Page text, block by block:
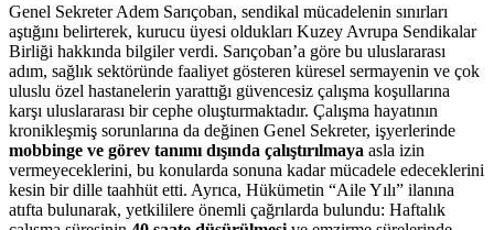
Genel Sekreter Adem Sarıçoban, sendikal mücadelenin sınırları
aştığını belirterek, kurucu üyesi oldukları Kuzey Avrupa Sendikalar
Birliği hakkında bilgiler verdi. Sarıçoban’a göre bu uluslararası
adım, sağlık sektöründe faaliyet gösteren küresel sermayenin ve çok
uluslu özel hastanelerin yarattığı güvencesiz çalışma koşullarına
karşı uluslararası bir cephe oluşturmaktadır. Çalışma hayatının
kronikleşmiş sorunlarına da değinen Genel Sekreter, işyerlerinde
mobbinge ve görev tanımı dışında çalıştırılmaya asla izin
vermeyeceklerini, bu konularda sonuna kadar mücadele edeceklerini
kesin bir dille taahhüt etti. Ayrıca, Hükümetin “Aile Yılı” ilanına
atıfta bulunarak, yetkililere önemli çağrılarda bulundu: Haftalık